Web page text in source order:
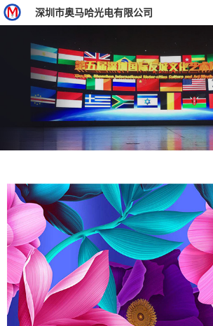
深圳市奥马哈光电有限公司